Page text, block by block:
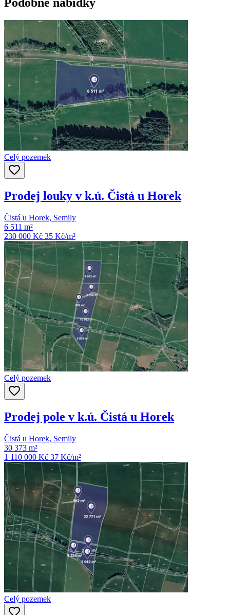
Podobné nabídky
Celý pozemek
Prodej louky v k.ú. Čistá u Horek
Čistá u Horek, Semily
6 511 m²
230 000 Kč 35 Kč/m²
Celý pozemek
Prodej pole v k.ú. Čistá u Horek
Čistá u Horek, Semily
30 373 m²
1 110 000 Kč 37 Kč/m²
Celý pozemek